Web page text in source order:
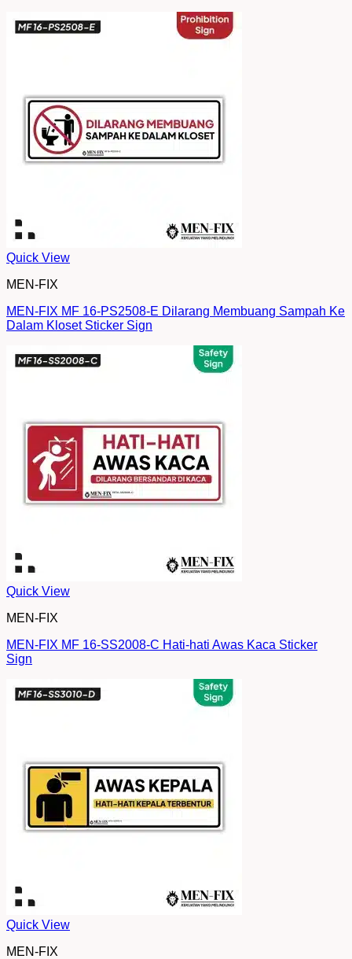
Quick View
MEN-FIX
MEN-FIX MF 16-PS2508-E Dilarang Membuang Sampah Ke
Dalam Kloset Sticker Sign
Quick View
MEN-FIX
MEN-FIX MF 16-SS2008-C Hati-hati Awas Kaca Sticker
Sign
Quick View
MEN-FIX